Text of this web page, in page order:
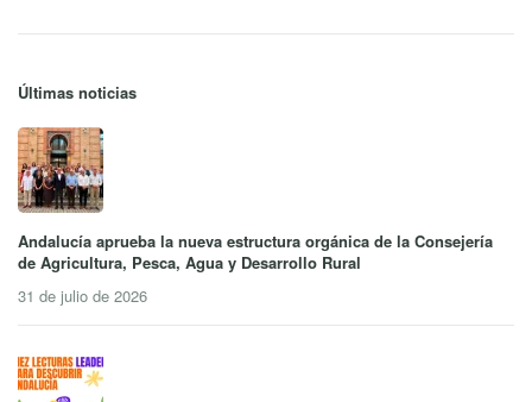
Últimas noticias
Andalucía aprueba la nueva estructura orgánica de la Consejería
de Agricultura, Pesca, Agua y Desarrollo Rural
31 de julio de 2026